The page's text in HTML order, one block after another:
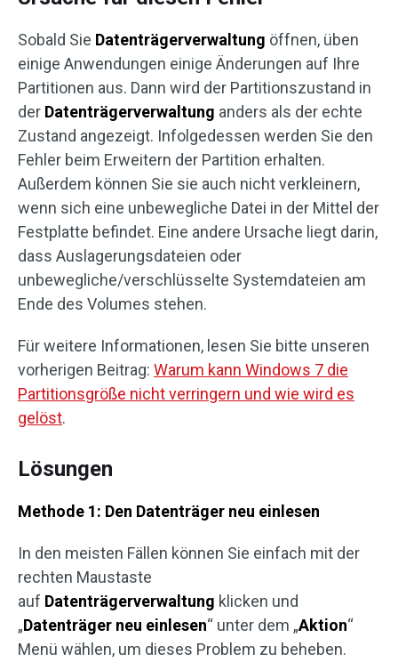
Sobald Sie Datenträgerverwaltung öffnen, üben
einige Anwendungen einige Änderungen auf Ihre
Partitionen aus. Dann wird der Partitionszustand in
der Datenträgerverwaltung anders als der echte
Zustand angezeigt. Infolgedessen werden Sie den
Fehler beim Erweitern der Partition erhalten.
Außerdem können Sie sie auch nicht verkleinern,
wenn sich eine unbewegliche Datei in der Mittel der
Festplatte befindet. Eine andere Ursache liegt darin,
dass Auslagerungsdateien oder
unbewegliche/verschlüsselte Systemdateien am
Ende des Volumes stehen.
Für weitere Informationen, lesen Sie bitte unseren
vorherigen Beitrag: Warum kann Windows 7 die
Partitionsgröße nicht verringern und wie wird es
gelöst.
Lösungen
Methode 1: Den Datenträger neu einlesen
In den meisten Fällen können Sie einfach mit der
rechten Maustaste
auf Datenträgerverwaltung klicken und
„Datenträger neu einlesen“ unter dem „Aktion“
Menü wählen, um dieses Problem zu beheben.